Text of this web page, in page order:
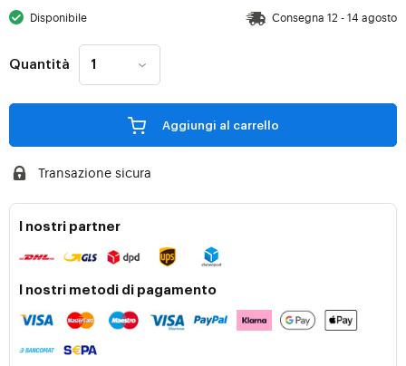
Disponibile Consegna 12 - 14 agosto
Quantità
Aggiungi al carrello
Transazione sicura
I nostri partner
I nostri metodi di pagamento